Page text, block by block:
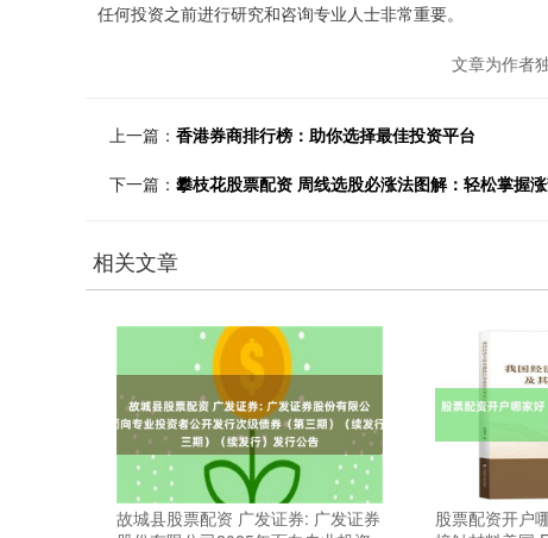
任何投资之前进行研究和咨询专业人士非常重要。
文章为作者
上一篇： 香港券商排行榜：助你选择最佳投资平台
下一篇： 攀枝花股票配资 周线选股必涨法图解：轻松掌握
相关文章
故城县股票配资 广发证券: 广发证券
股票配资开户